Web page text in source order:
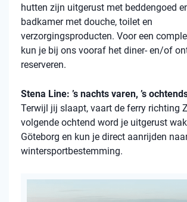
hutten zijn uitgerust met beddengoed
badkamer met douche, toilet en
verzorgingsproducten. Voor een
kun je bij ons vooraf het diner- en/of
reserveren.
Stena Line: ’s nachts varen, ’s
Terwijl jij slaapt, vaart de ferry richting
volgende ochtend word je uitgerust
Göteborg en kun je direct aanrijden
wintersportbestemming.